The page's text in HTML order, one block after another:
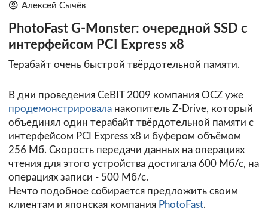
Алексей Сычёв
PhotoFast G-Monster: очередной SSD с
интерфейсом PCI Express x8
Терабайт очень быстрой твёрдотельной памяти.
В дни проведения CeBIT 2009 компания OCZ уже
продемонстрировала накопитель Z-Drive, который
объединял один терабайт твёрдотельной памяти с
интерфейсом PCI Express x8 и буфером объёмом
256 Мб. Скорость передачи данных на операциях
чтения для этого устройства достигала 600 Мб/с, на
операциях записи - 500 Мб/с.
Нечто подобное собирается предложить своим
клиентам и японская компания PhotoFast.